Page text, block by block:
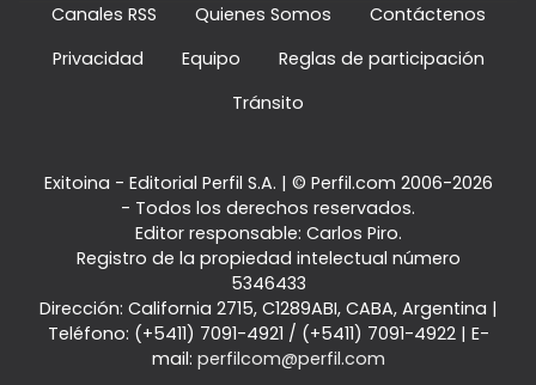
Canales RSS Quienes Somos
Contáctenos
Privacidad
Equipo
Reglas de participación
Tránsito
Exitoina - Editorial Perfil S.A. | © Perfil.com 2006-2026
- Todos los derechos reservados.
Editor responsable: Carlos Piro.
Registro de la propiedad intelectual número
5346433
Dirección: California 2715, C1289ABI, CABA, Argentina |
Teléfono: (+5411) 7091-4921 / (+5411) 7091-4922| E-
mail: perfilcom@perfil.com